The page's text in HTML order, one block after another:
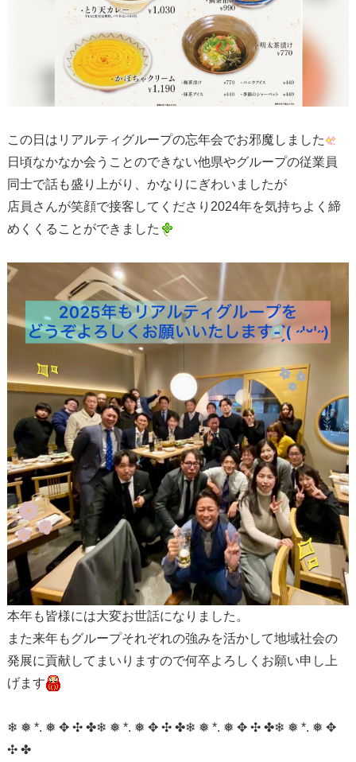
この日はリアルティグループの忘年会でお邪魔しました
日頃なかなか会うことのできない他県やグループの従業員
同士で話も盛り上がり、かなりにぎわいましたが
店員さんが笑顔で接客してくださり2024年を気持ちよく締
めくくることができました
本年も皆様には大変お世話になりました。
また来年もグループそれぞれの強みを活かして地域社会の
発展に貢献してまいりますので何卒よろしくお願い申し上
げます
❄ ❅ *. ❅ ✥ ✣ ✤❄ ❅ *. ❅ ✥ ✣ ✤❄ ❅ *. ❅ ✥ ✣ ✤❄ ❅ *. ❅ ✥
✣ ✤